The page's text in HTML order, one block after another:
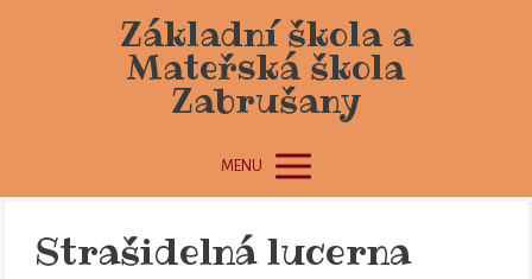
Základní škola a
Mateřská škola
Zabrušany
MENU
Strašidelná lucerna